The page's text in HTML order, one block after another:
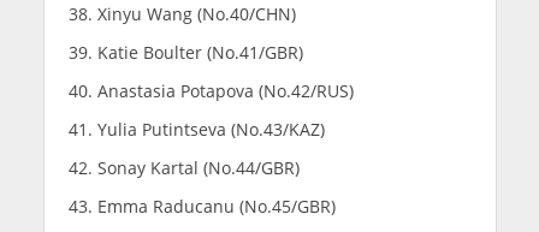
Xinyu Wang (No.40/CHN)
Katie Boulter (No.41/GBR)
Anastasia Potapova (No.42/RUS)
Yulia Putintseva (No.43/KAZ)
Sonay Kartal (No.44/GBR)
Emma Raducanu (No.45/GBR)